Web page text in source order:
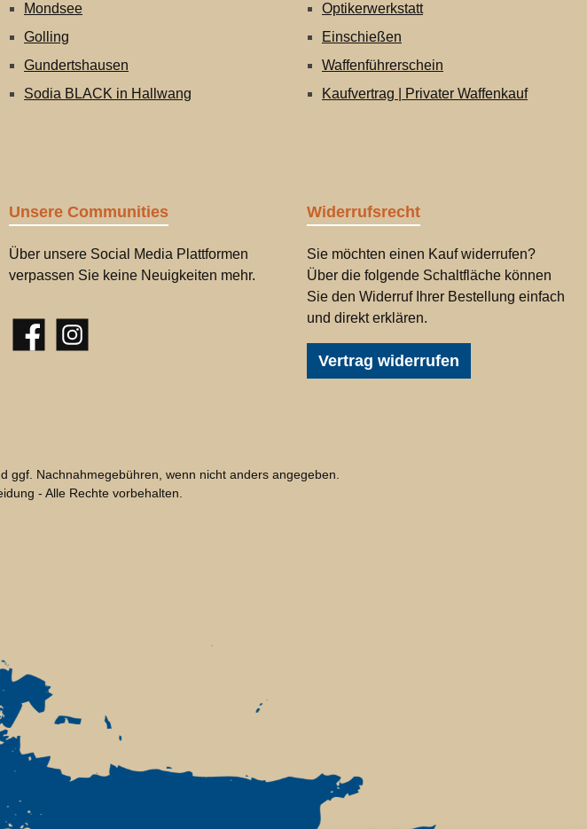
Mondsee
Golling
Gundertshausen
Sodia BLACK in Hallwang
Optikerwerkstatt
Einschießen
Waffenführerschein
Kaufvertrag | Privater Waffenkauf
Unsere Communities
Über unsere Social Media Plattformen
verpassen Sie keine Neuigkeiten mehr.
FacebookInstagram
Widerrufsrecht
Sie möchten einen Kauf widerrufen?
Über die folgende Schaltfläche können
Sie den Widerruf Ihrer Bestellung einfach
und direkt erklären.
Vertrag widerrufen
ggf. Nachnahmegebühren, wenn nicht anders angegeben.
- Alle Rechte vorbehalten.